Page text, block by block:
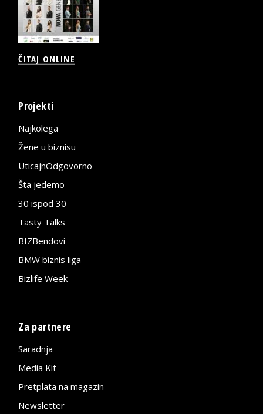
ČITAJ ONLINE
Projekti
Najkolega
Žene u biznisu
UticajnOdgovorno
Šta jedemo
30 ispod 30
Tasty Talks
BIZBendovi
BMW biznis liga
Bizlife Week
Za partnere
Saradnja
Media Kit
Pretplata na magazin
Newsletter